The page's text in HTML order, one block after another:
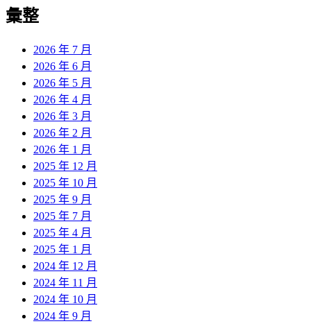
彙整
2026 年 7 月
2026 年 6 月
2026 年 5 月
2026 年 4 月
2026 年 3 月
2026 年 2 月
2026 年 1 月
2025 年 12 月
2025 年 10 月
2025 年 9 月
2025 年 7 月
2025 年 4 月
2025 年 1 月
2024 年 12 月
2024 年 11 月
2024 年 10 月
2024 年 9 月